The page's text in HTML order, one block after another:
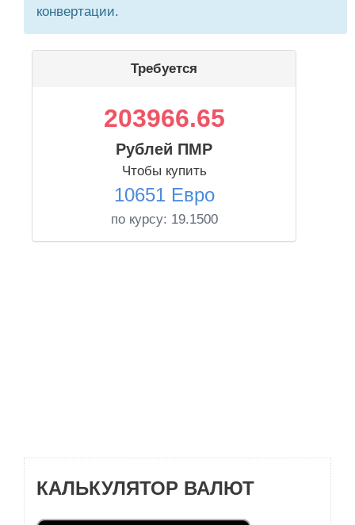
конвертации.
Требуется
203966.65
Рублей ПМР
Чтобы купить
10651 Евро
по курсу: 19.1500
КАЛЬКУЛЯТОР ВАЛЮТ